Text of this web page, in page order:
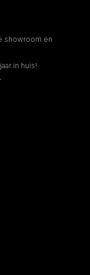
showroom en
in huis!